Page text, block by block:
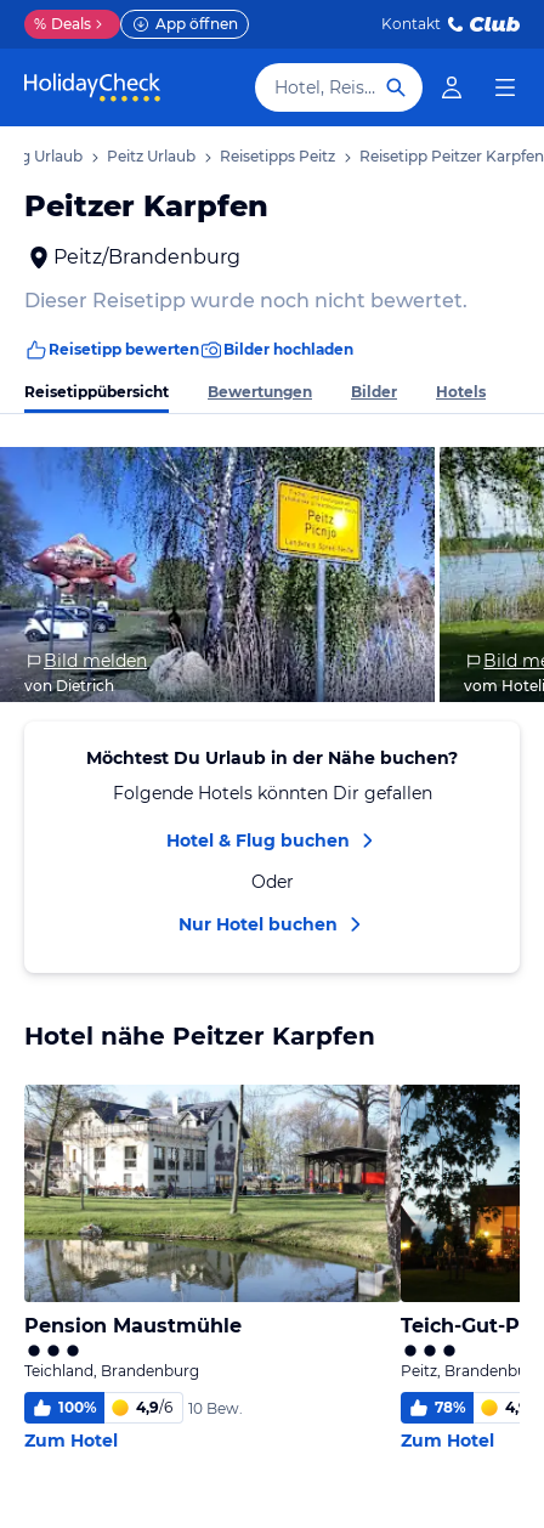
% Deals App öffnen Kontakt
Hotel, Reiseziel
Urlaub Peitz Urlaub Reisetipps Peitz Reisetipp Peitzer Karpfen
Peitzer Karpfen
Peitz/Brandenburg
Dieser Reisetipp wurde noch nicht bewertet.
Reisetipp bewerten Bilder hochladen
Reisetippübersicht Bewertungen Bilder Hotels
Bild melden
von Dietrich
Bild
vom
Möchtest Du Urlaub in der Nähe buchen?
Folgende Hotels könnten Dir gefallen
Hotel & Flug buchen
Oder
Nur Hotel buchen
Hotel nähe Peitzer Karpfen
Pension Maustmühle
Teichland, Brandenburg
100% 4,9/6 10 Bew.
Zum Hotel
Teich-Gut-
Peitz, Brandenburg
78% 4,9
Zum Hotel